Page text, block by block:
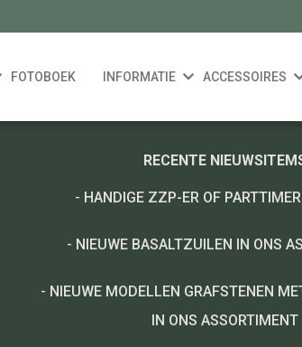
FOTOBOEK INFORMATIE ACCESSOIRES
RECENTE
- HANDIGE ZZP-ER OF
- NIEUWE BASALTZUILEN IN ONS
- NIEUWE MODELLEN GRAFSTENEN
IN ONS ASSORTIMENT